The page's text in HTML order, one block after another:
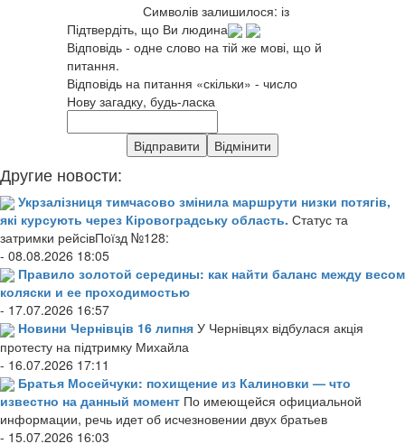
Символів залишилося: із
Підтвердіть, що Ви людина
Відповідь - одне слово на тій же мові, що й
питання.
Відповідь на питання «скільки» - число
Нову загадку, будь-ласка
Другие новости:
Укрзалізниця тимчасово змінила маршрути низки потягів,
які курсують через Кіровоградську область. Статус та
затримки рейсівПоїзд №128:
- 08.08.2026 18:05
Правило золотой середины: как найти баланс между весом
коляски и ее проходимостью
- 17.07.2026 16:57
Новини Чернівців 16 липня У Чернівцях відбулася акція
протесту на підтримку Михайла
- 16.07.2026 17:11
Братья Мосейчуки: похищение из Калиновки — что
известно на данный момент По имеющейся официальной
информации, речь идет об исчезновении двух братьев
- 15.07.2026 16:03